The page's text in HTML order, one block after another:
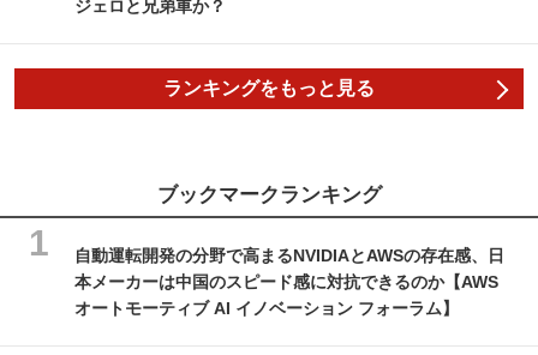
ジェロと兄弟車か？
ランキングをもっと見る
ブックマークランキング
自動運転開発の分野で高まるNVIDIAとAWSの存在感、日
本メーカーは中国のスピード感に対抗できるのか【AWS
オートモーティブ AI イノベーション フォーラム】